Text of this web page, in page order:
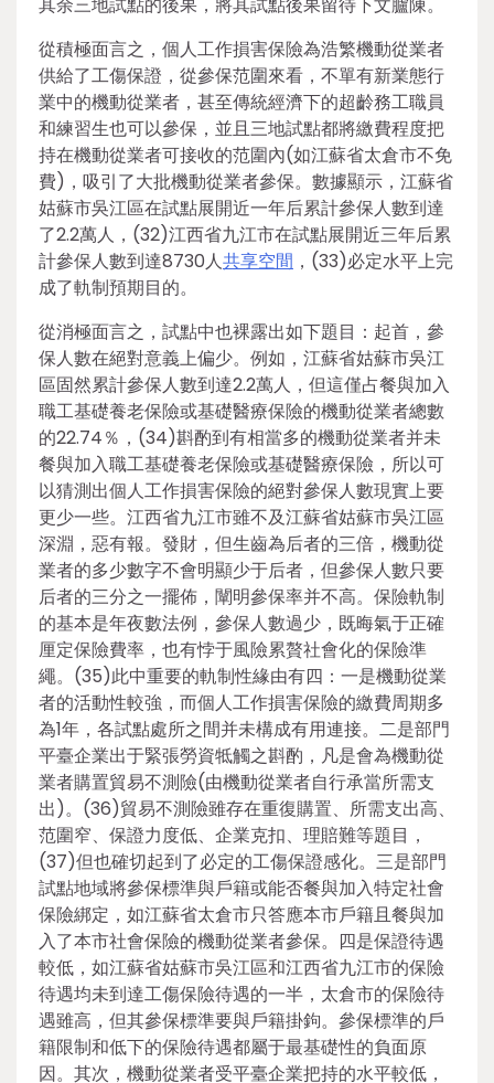
從積極面言之，個人工作損害保險為浩繁機動從業者
供給了工傷保證，從參保范圍來看，不單有新業態行
業中的機動從業者，甚至傳統經濟下的超齡務工職員
和練習生也可以參保，並且三地試點都將繳費程度把
持在機動從業者可接收的范圍內(如江蘇省太倉市不免
費)，吸引了大批機動從業者參保。數據顯示，江蘇省
姑蘇市吳江區在試點展開近一年后累計參保人數到達
了2.2萬人，(32)江西省九江市在試點展開近三年后累
計參保人數到達8730人共享空間 ，(33)必定水平上完
成了軌制預期目的。
從消極面言之，試點中也裸露出如下題目：起首，參
保人數在絕對意義上偏少。例如，江蘇省姑蘇市吳江
區固然累計參保人數到達2.2萬人，但這僅占餐與加入
職工基礎養老保險或基礎醫療保險的機動從業者總數
的22.74％，(34)斟酌到有相當多的機動從業者并未
餐與加入職工基礎養老保險或基礎醫療保險，所以可
以猜測出個人工作損害保險的絕對參保人數現實上要
更少一些。江西省九江市雖不及江蘇省姑蘇市吳江區
深淵，惡有報。發財，但生齒為后者的三倍，機動從
業者的多少數字不會明顯少于后者，但參保人數只要
后者的三分之一擺佈，闡明參保率并不高。保險軌制
的基本是年夜數法例，參保人數過少，既晦氣于正確
厘定保險費率，也有悖于風險累贅社會化的保險準
繩。(35)此中重要的軌制性緣由有四：一是機動從業
者的活動性較強，而個人工作損害保險的繳費周期多
為1年，各試點處所之間并未構成有用連接。二是部門
平臺企業出于緊張勞資牴觸之斟酌，凡是會為機動從
業者購置貿易不測險(由機動從業者自行承當所需支
出)。(36)貿易不測險雖存在重復購置、所需支出高、
范圍窄、保證力度低、企業克扣、理賠難等題目，
(37)但也確切起到了必定的工傷保證感化。三是部門
試點地域將參保標準與戶籍或能否餐與加入特定社會
保險綁定，如江蘇省太倉市只答應本市戶籍且餐與加
入了本市社會保險的機動從業者參保。四是保證待遇
較低，如江蘇省姑蘇市吳江區和江西省九江市的保險
待遇均未到達工傷保險待遇的一半，太倉市的保險待
遇雖高，但其參保標準要與戶籍掛鉤。參保標準的戶
籍限制和低下的保險待遇都屬于最基礎性的負面原
因。其次，機動從業者受平臺企業把持的水平較低，